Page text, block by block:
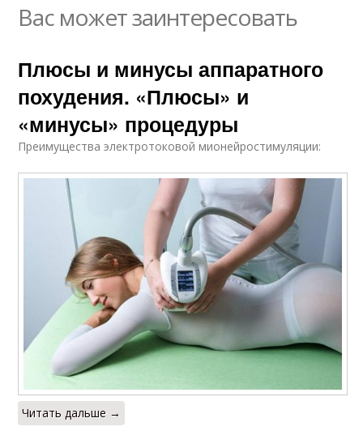
Вас может заинтересовать
Плюсы и минусы аппаратного
похудения. «Плюсы» и
«минусы» процедуры
Преимущества электротоковой мионейростимуляции:
Читать дальше →